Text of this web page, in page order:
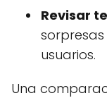
Revisar
usuarios.
Una